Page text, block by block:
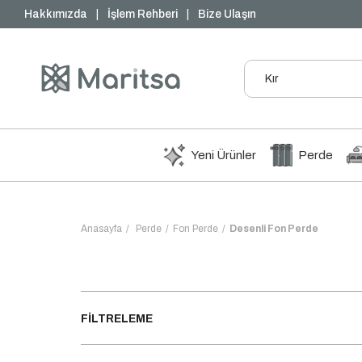
Hakkımızda İşlem Rehberi Bize Ulaşın
₺1000 ve Üzeri Ücretsiz Kargo
Yeni Ürünler Perde
Anasayfa Perde Fon Perde Desenli Fon Perde
FILTRELEME